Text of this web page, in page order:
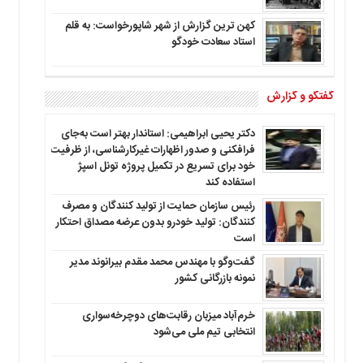
کهن ترین گزارش از شهر شاپورخواست: به قلم
استاد سعادت خودگو
گفتگو و گزارش
دکتر یحیی ابراهیمی: استاندار بهتر است به‌جای
فرافکنی و صدور اظهارات غیرکارشناسی، از ظرفیت
خود برای تسریع در تکمیل پروژه تونل اسپژ
استفاده کند
رئیس سازمان حمایت از تولید کنندگان و مصرف
کنندگان: تولید خودرو بدون عرضه مصداق احتکار
است
گفت‌وگو با مهندس محمد مقدم بیرانوند مدیر
نمونه بازرگانی کشور
خرم‌آباد میزبان رقابت‌های دوچرخه‌سواری
انتخابی تیم ملی می‌شود